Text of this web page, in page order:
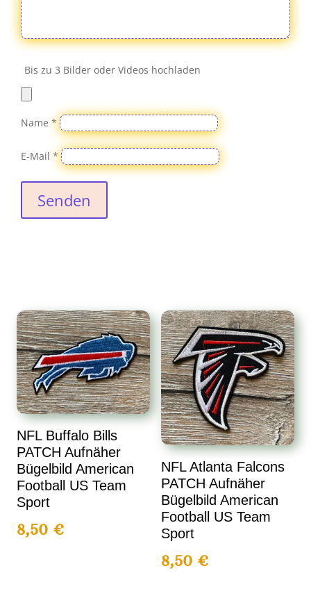
Bis zu 3 Bilder oder Videos hochladen
Name*
E-Mail*
Senden
NFL Buffalo Bills
PATCH Aufnäher
Bügelbild American
Football US Team
Sport
8,50€
NFL Atlanta Falcons
PATCH Aufnäher
Bügelbild American
Football US Team
Sport
8,50 €